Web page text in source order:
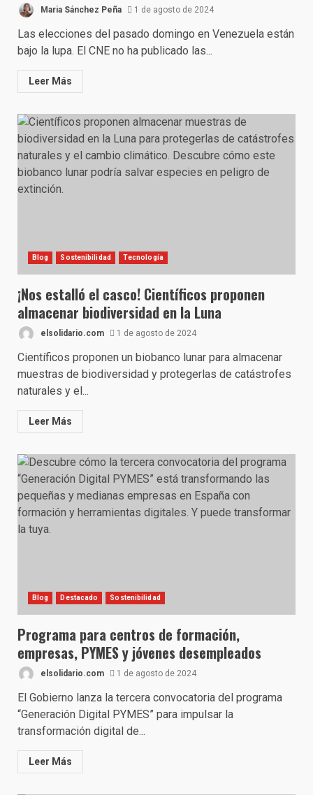
Maria Sánchez Peña 1 de agosto de 2024
Las elecciones del pasado domingo en Venezuela están
bajo la lupa. El CNE no ha publicado las...
Leer Más
Blog Sostenibilidad Tecnología
¡Nos estalló el casco! Científicos proponen
almacenar biodiversidad en la Luna
elsolidario.com 1 de agosto de 2024
Científicos proponen un biobanco lunar para almacenar
muestras de biodiversidad y protegerlas de catástrofes
naturales y el...
Leer Más
Blog Destacado Sostenibilidad
Programa para centros de formación,
empresas, PYMES y jóvenes desempleados
elsolidario.com 1 de agosto de 2024
El Gobierno lanza la tercera convocatoria del programa
“Generación Digital PYMES” para impulsar la
transformación digital de...
Leer Más